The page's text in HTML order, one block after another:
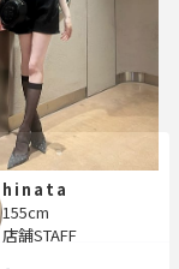
hinata
155cm
店舗STAFF